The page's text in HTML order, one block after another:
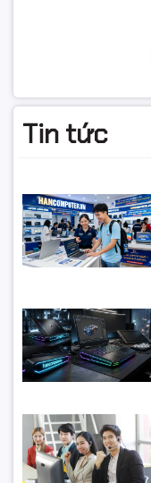
Máy in tương
thích
Tin tức